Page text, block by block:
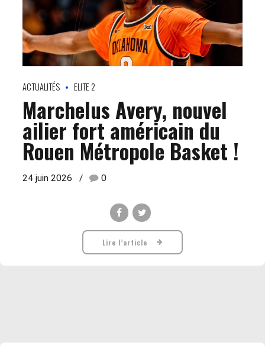
ACTUALITÉS ELITE 2
Marchelus Avery, nouvel
ailier fort américain du
Rouen Métropole Basket !
24 juin 2026 0
Lire l’article